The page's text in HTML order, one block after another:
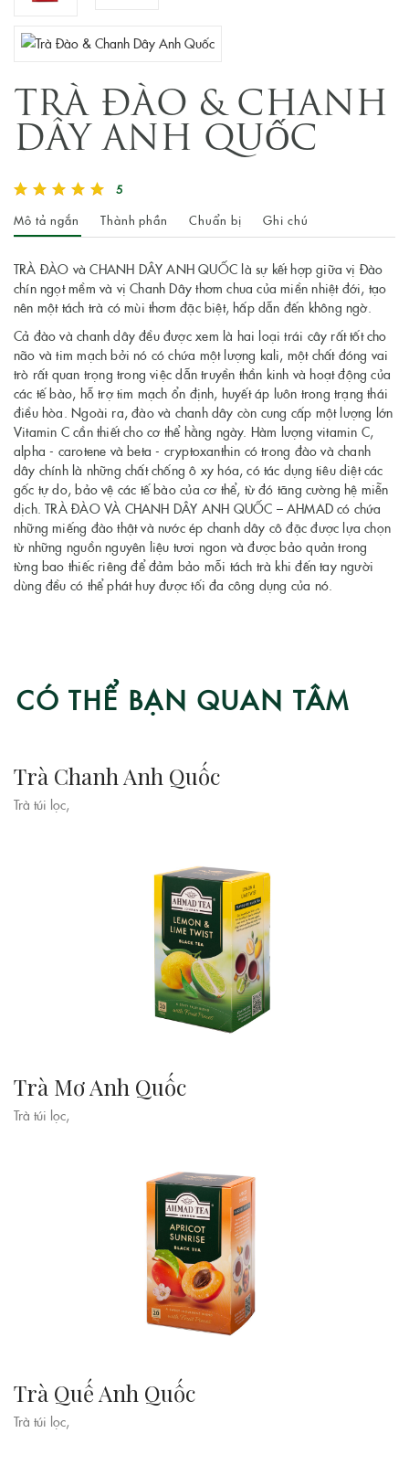
TRÀ ĐÀO & CHANH
DÂY ANH QUỐC
5
Mô tả ngắn Thành phần Chuẩn bị Ghi chú
TRÀ ĐÀO và CHANH DÂY ANH QUỐC là sự kết hợp giữa vị Đào
chín ngọt mềm và vị Chanh Dây thơm chua của miền nhiệt đới, tạo
nên một tách trà có mùi thơm đặc biệt, hấp dẫn đến không ngờ.
Cả đào và chanh dây đều được xem là hai loại trái cây rất tốt cho
não và tim mạch bởi nó có chứa một lượng kali, một chất đóng vai
trò rất quan trọng trong việc dẫn truyền thần kinh và hoạt động của
các tế bào, hỗ trợ tim mạch ổn định, huyết áp luôn trong trạng thái
điều hòa. Ngoài ra, đào và chanh dây còn cung cấp một lượng lớn
Vitamin C cần thiết cho cơ thể hằng ngày. Hàm lượng vitamin C,
alpha - carotene và beta - cryptoxanthin có trong đào và chanh
dây chính là những chất chống ô xy hóa, có tác dụng tiêu diệt các
gốc tự do, bảo vệ các tế bào của cơ thể, từ đó tăng cường hệ miễn
dịch. TRÀ ĐÀO VÀ CHANH DÂY ANH QUỐC – AHMAD có chứa
những miếng đào thật và nước ép chanh dây cô đặc được lựa chọn
từ những nguồn nguyên liệu tươi ngon và được bảo quản trong
từng bao thiếc riêng để đảm bảo mỗi tách trà khi đến tay người
dùng đều có thể phát huy được tối đa công dụng của nó.
CÓ THỂ BẠN QUAN TÂM
Trà Chanh Anh Quốc
Trà túi lọc,
Trà Mơ Anh Quốc
Trà túi lọc,
Trà Quế Anh Quốc
Trà túi lọc,